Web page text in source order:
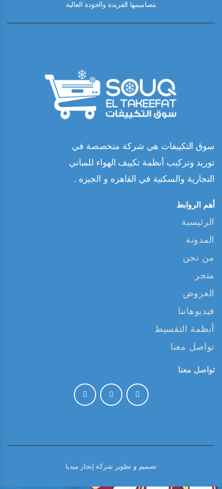
بتصاميمها الفريدة والجودة العالية
سوق التكييفات هي شركة متخصصة في
توريد وتركيب أنظمة تكييف الهواء للمباني
التجارية والسكنية في القاهره و الجيزه .
أهم الروابط
الرئيسية
المدونة
من نحن
متجر
العروض
فيديوهاتنا
أنظمة التقسيط
تواصل معنا
تواصل معنا
تصميم و تطوير شركة إنجاز ميديا